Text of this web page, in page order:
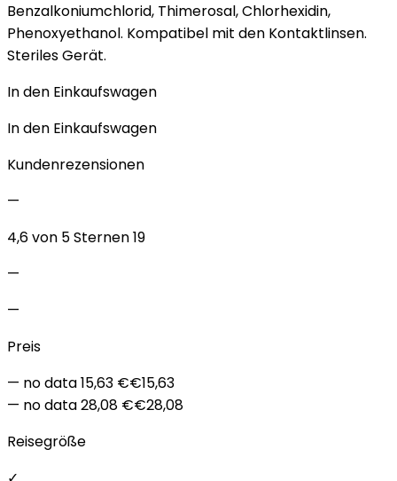
Benzalkoniumchlorid, Thimerosal, Chlorhexidin,
Phenoxyethanol. Kompatibel mit den Kontaktlinsen.
Steriles Gerät.
In den Einkaufswagen
In den Einkaufswagen
Kundenrezensionen
—
4,6 von 5 Sternen 19
—
—
Preis
— no data 15,63 €€15,63
— no data 28,08 €€28,08
Reisegröße